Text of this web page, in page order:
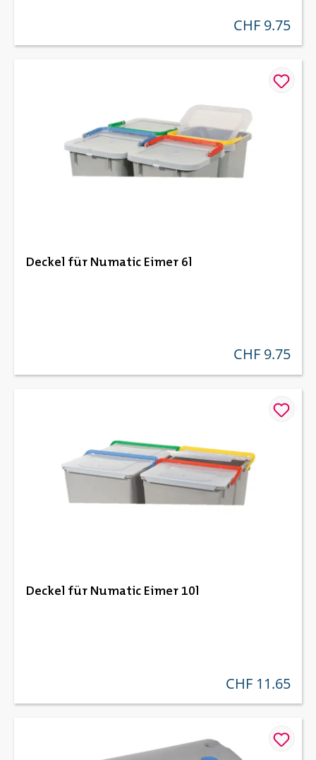
regulärer preis:
CHF 9.75
Deckel für Numatic Eimer 6l
regulärer preis:
CHF 9.75
Deckel für Numatic Eimer 10l
regulärer preis:
CHF 11.65